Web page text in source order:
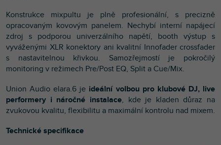
Konstrukce mixpultu je plně profesionální, s precizně
opracovaným kovovým panelem. Nechybí interní napájecí
zdroj s podporou univerzálního napětí, booth výstup s
vyváženými XLR konektory ani kvalitní Innofader crossfader
s nastavitelnou křivkou. Samozřejmostí je pokročilý
monitoring v režimech Pre/Post EQ, Split a Cue/Mix.
Union Audio elara.6 je ideální volbou pro klubové DJ, live
performery i náročné instalace, kde je kladen důraz na
zvukovou kvalitu, flexibilitu a maximální kontrolu nad mixem.
Technické specifikace